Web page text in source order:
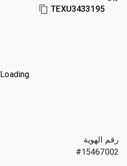
TEXU3433195
Loading...
رقم الهوية
#15467002